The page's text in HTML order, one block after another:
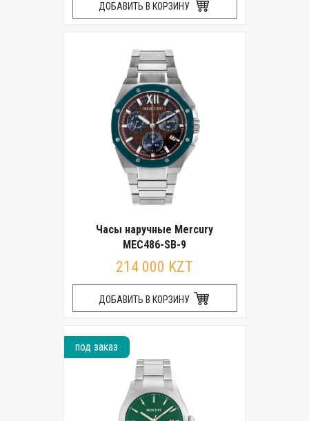
ДОБАВИТЬ В КОРЗИНУ
Часы наручные Mercury
MEC486-SB-9
214 000 KZT
ДОБАВИТЬ В КОРЗИНУ
под заказ